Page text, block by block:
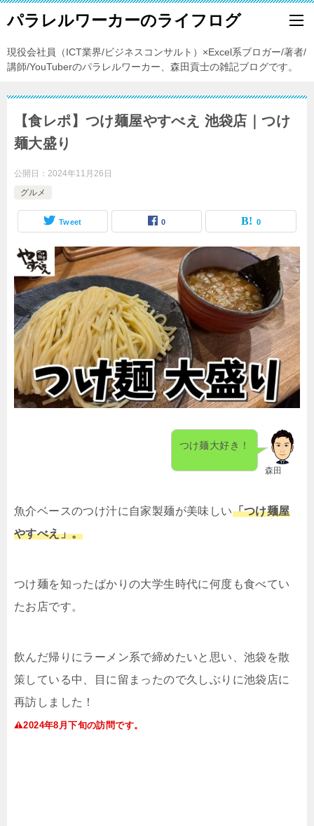
パラレルワーカーのライフログ
現役会社員（ICT業界/ビジネスコンサルト）×Excel系ブロガー/著者/
講師/YouTuberのパラレルワーカー、森田貢士の雑記ブログです。
【食レポ】つけ麺屋やすべえ 池袋店｜つけ
麺大盛り
公開日： 2024年11月26日
グルメ
Tweet 0 0
森田
つけ麺大好き！
魚介ベースのつけ汁に自家製麺が美味しい「つけ麺屋
やすべえ」。
つけ麺を知ったばかりの大学生時代に何度も食べてい
たお店です。
飲んだ帰りにラーメン系で締めたいと思い、池袋を散
策している中、目に留まったので久しぶりに池袋店に
再訪しました！
2024年8月下旬の訪問です。